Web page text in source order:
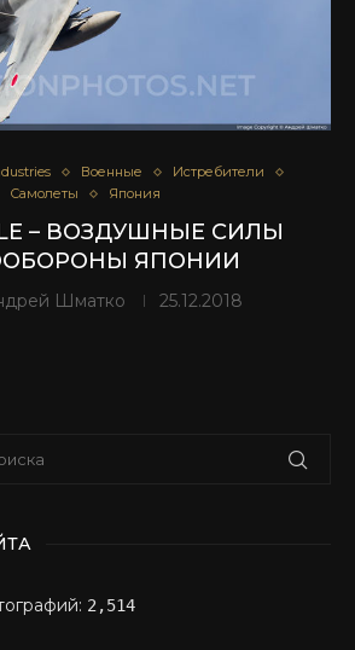
Военные
Истребители
Самолеты
Япония
– ВОЗДУШНЫЕ СИЛЫ
ЯПОНИИ
Шматко 25.12.2018
2,514